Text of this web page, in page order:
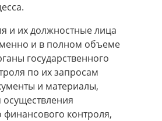
и их должностные лица
и в полном объеме
государственного
по их запросам
и материалы,
финансового контроля,